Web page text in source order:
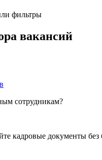
фильтры
вакансий
сотрудникам?
кадровые документы